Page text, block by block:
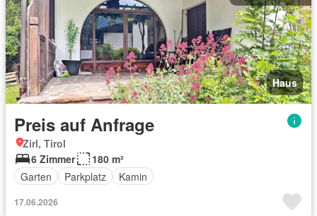
Haus
Preis auf Anfrage
Zirl, Tirol
6 Zimmer
180 m²
Garten
Parkplatz Kamin
17.06.2026